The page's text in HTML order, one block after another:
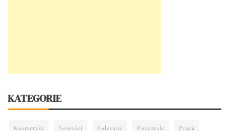
KATEGORIE
Kosmetyki Nowości Polecane Pozostałe Praca